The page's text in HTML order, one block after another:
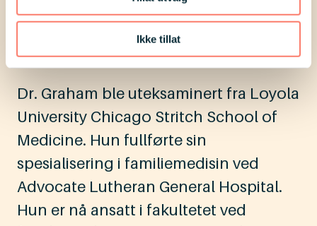
Ikke tillat
Downs syndrom. Det har betjent over
6000 personer med Downs syndrom
siden grunnleggelsen i 1992.
Dr. Graham ble uteksaminert fra Loyola
University Chicago Stritch School of
Medicine. Hun fullførte sin
spesialisering i familiemedisin ved
Advocate Lutheran General Hospital.
Hun er nå ansatt i fakultetet ved